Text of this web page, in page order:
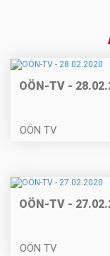
OÖN-TV -
OÖN TV
OÖN-TV -
OÖN TV